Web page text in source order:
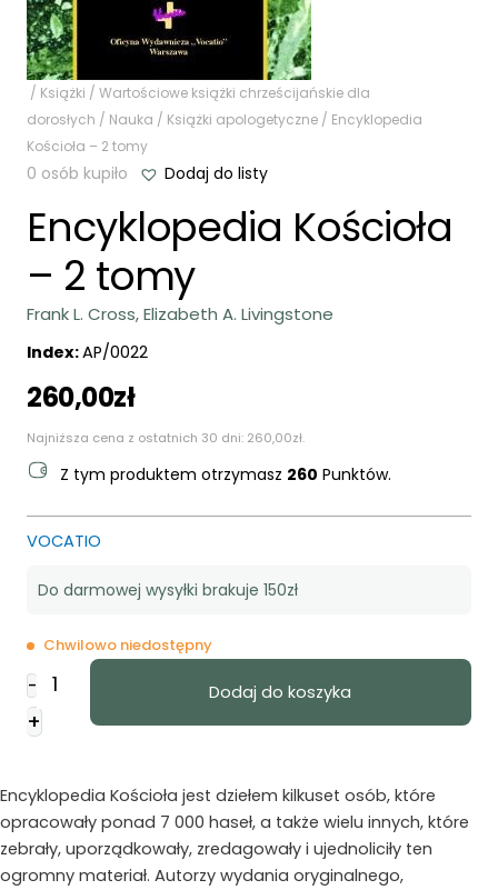
/ Książki / Wartościowe książki chrześcijańskie dla
dorosłych / Nauka / Książki apologetyczne / Encyklopedia
Kościoła – 2 tomy
0 osób kupiło Dodaj do listy
Encyklopedia Kościoła
– 2 tomy
Frank L. Cross, Elizabeth A. Livingstone
Index:AP/0022
260,00zł
Najniższa cena z ostatnich 30 dni: 260,00zł.
Z tym produktem otrzymasz 260 Punktów.
VOCATIO
Do darmowej wysyłki brakuje 150zł
Chwilowo niedostępny
-
ilość
Encyklopedia
Kościoła
tomy
+
Dodaj do koszyka
Encyklopedia Kościoła jest dziełem kilkuset osób, które
opracowały ponad 7 000 haseł, a także wielu innych, które
zebrały, uporządkowały, zredagowały i ujednoliciły ten
ogromny materiał. Autorzy wydania oryginalnego,